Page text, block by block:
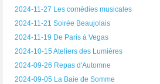
2024-11-27 Les comédies musicales
2024-11-21 Soirée Beaujolais
2024-11-19 De Paris à Vegas
2024-10-15 Ateliers des Lumières
2024-09-26 Repas d'Automne
2024-09-05 La Baie de Somme